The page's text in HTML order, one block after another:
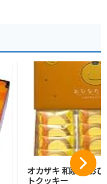
オカザキ 和歌山 お
トクッキー